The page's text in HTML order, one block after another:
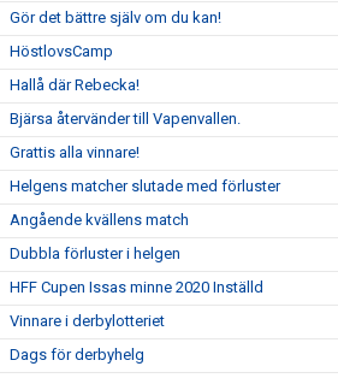
Gör det bättre själv om du kan!
HöstlovsCamp
Hallå där Rebecka!
Bjärsa återvänder till Vapenvallen.
Grattis alla vinnare!
Helgens matcher slutade med förluster
Angående kvällens match
Dubbla förluster i helgen
HFF Cupen Issas minne 2020 Inställd
Vinnare i derbylotteriet
Dags för derbyhelg